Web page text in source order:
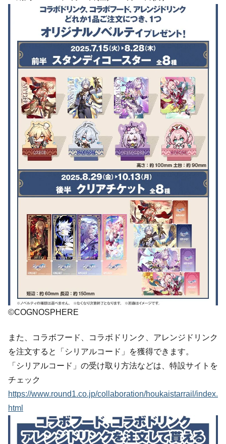
©COGNOSPHERE
また、コラボフード、コラボドリンク、アレンジドリンク
を注文すると「シリアルコード」を獲得できます。
「シリアルコード」の受け取り方法などは、特設サイトを
チェック
https://www.round1.co.jp/collaboration/houkaistarrail/index.
html